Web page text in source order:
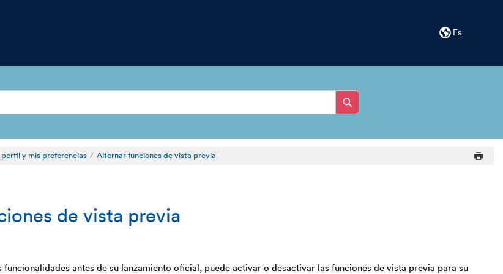
Es
y mis preferencias Alternar funciones de vista previa
de vista previa
funcionalidades antes de su lanzamiento oficial, puede activar o desactivar las funciones de vista previa para su